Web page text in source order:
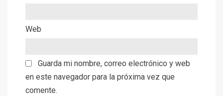
Web
Guarda mi nombre, correo electrónico y web
en este navegador para la próxima vez que
comente.